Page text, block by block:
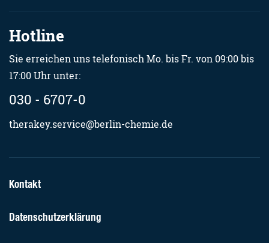
Hotline
Sie erreichen uns telefonisch Mo. bis Fr. von 09:00 bis
17:00 Uhr unter:
030 - 6707-0
therakey.service@berlin-chemie.de
Kontakt
Datenschutzerklärung